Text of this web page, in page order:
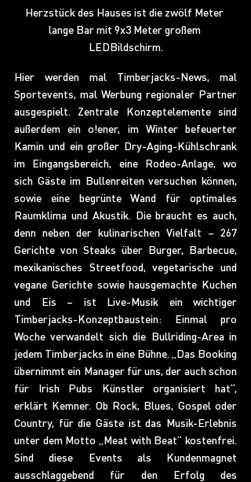
Herzstück des Hauses ist die zwölf Meter
lange Bar mit 9x3 Meter großem
LEDBildschirm.
Hier werden mal Timberjacks-News, mal
Sportevents, mal Werbung regionaler Partner
ausgespielt. Zentrale Konzeptelemente sind
außerdem ein o!ener, im Winter befeuerter
Kamin und ein großer Dry-Aging-Kühlschrank
im Eingangsbereich, eine Rodeo-Anlage, wo
sich Gäste im Bullenreiten versuchen können,
sowie eine begrünte Wand für optimales
Raumklima und Akustik. Die braucht es auch,
denn neben der kulinarischen Vielfalt – 267
Gerichte von Steaks über Burger, Barbecue,
mexikanisches Streetfood, vegetarische und
vegane Gerichte sowie hausgemachte Kuchen
und Eis – ist Live-Musik ein wichtiger
Timberjacks-Konzeptbaustein: Einmal pro
Woche verwandelt sich die Bullriding-Area in
jedem Timberjacks in eine Bühne. „Das Booking
übernimmt ein Manager für uns, der auch schon
für Irish Pubs Künstler organisiert hat“,
erklärt Kemner. Ob Rock, Blues, Gospel oder
Country, für die Gäste ist das Musik-Erlebnis
unter dem Motto „Meat with Beat“ kostenfrei.
Sind diese Events als Kundenmagnet
ausschlaggebend für den Erfolg des